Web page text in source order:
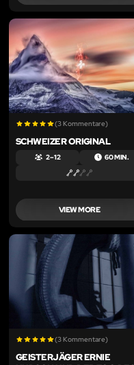
(3 Kommentare)
SCHWEIZER ORIGINAL
2 – 12 60 MIN.
VIEW MORE
(3 Kommentare)
GEISTERJÄGER ERNIE